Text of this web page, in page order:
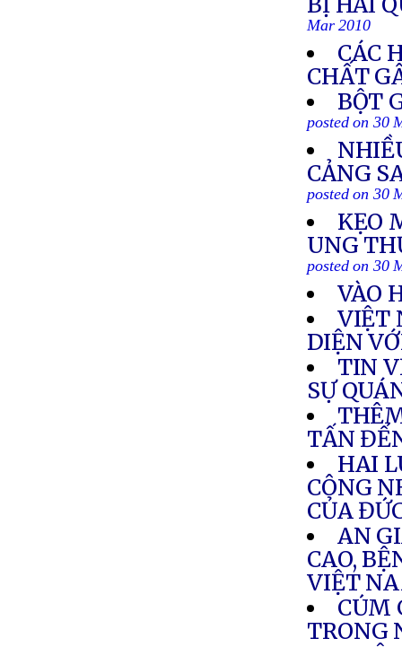
Mar 2010
CÁC
CHẤT
BỘT
posted on 30
CẢNG
posted on 30
KẸO
UNG
posted on 30
VÀO
VIỆT
DIỆN
TIN
SỰ
TẤN
HAI
CÔNG
CỦA
AN
CAO,
VIỆT
CÚM
TRONG